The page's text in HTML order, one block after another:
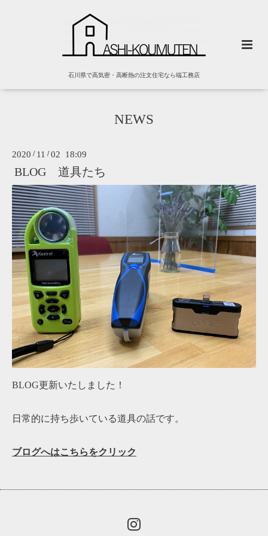
石川県で高気密・高断熱の注文住宅なら端工務店
NEWS
2020 / 11 /02 18:09
BLOG 道具たち
BLOG更新いたしました！
日常的に持ち歩いている道具の話です。
ブログへはこちらをクリック